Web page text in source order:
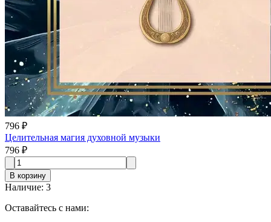
796 ₽
Целительная магия духовной музыки
796 ₽
В корзину
Наличие: 3
Оставайтесь с нами: